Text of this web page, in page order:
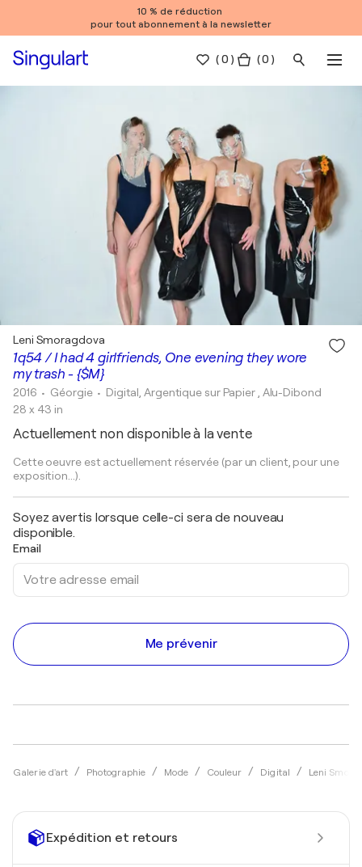
10 % de réduction
pour tout abonnement à la newsletter
(0 ) ( 0 )
Galerie d'art Photographie Mode Couleur Digital Leni
1q54 / I had 4 girlfriends, One evening they wore
my trash - {$M}
Leni Smoragdova
2016 • Géorgie • Digital, Argentique sur Papier , Alu-Dibond
28 x 43 in
Actuellement non disponible à la vente
Cette oeuvre est actuellement réservée (par un client, pour une
exposition...).
Soyez avertis lorsque celle-ci sera de nouveau
disponible.
Email
Me prévenir
Expédition et retours